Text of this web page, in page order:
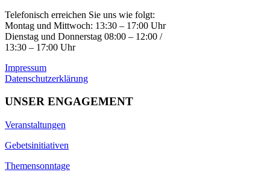
Telefonisch erreichen Sie uns wie folgt:
Montag und Mittwoch: 13:30 – 17:00 Uhr
Dienstag und Donnerstag 08:00 – 12:00 /
13:30 – 17:00 Uhr
Impressum
Datenschutzerklärung
UNSER ENGAGEMENT
Veranstaltungen
Gebetsinitiativen
Themensonntage